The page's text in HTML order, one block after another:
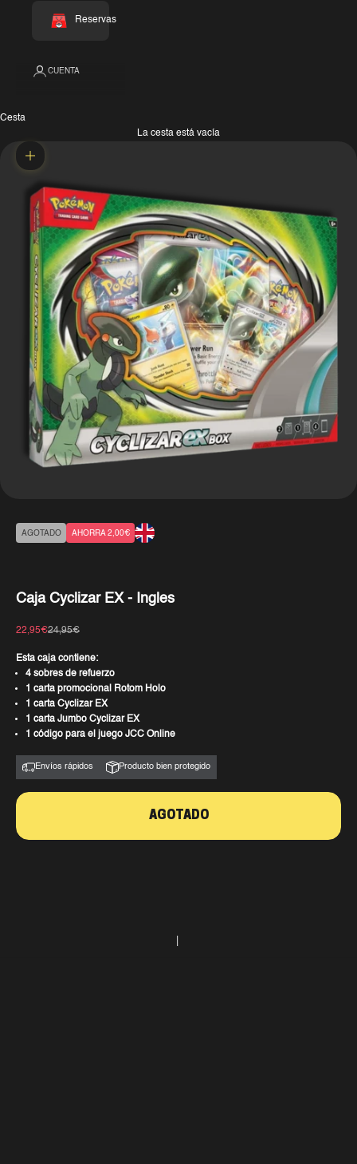
Reservas
CUENTA
Cesta
La cesta está vacía
Zoom
AGOTADO AHORRA 2,00€
Caja Cyclizar EX - Ingles
Precio de oferta
22,95€Precio normal
24,95€
Esta caja contiene:
4 sobres de refuerzo
1 carta promocional Rotom Holo
1 carta Cyclizar EX
1 carta Jumbo Cyclizar EX
1 código para el juego JCC Online
Envíos rápidos Producto bien protegido
AGOTADO